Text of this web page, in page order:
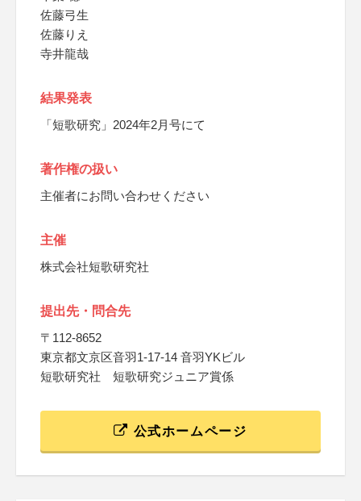
佐藤弓生
佐藤りえ
寺井龍哉
結果発表
「短歌研究」2024年2月号にて
著作権の扱い
主催者にお問い合わせください
主催
株式会社短歌研究社
提出先・問合先
〒112-8652
東京都文京区音羽1-17-14 音羽YKビル
短歌研究社 短歌研究ジュニア賞係
公式ホームページ